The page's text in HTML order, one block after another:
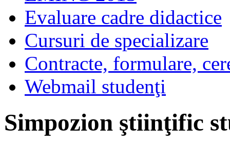
Evaluare cadre didactice
Cursuri de specializare
Contracte, formulare,
Webmail studenţi
Simpozion ştiinţific